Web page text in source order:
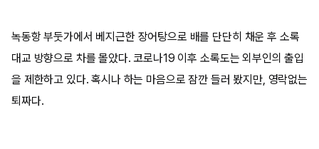
녹동항 부둣가에서 베지근한 장어탕으로 배를 단단히 채운 후 소록
대교 방향으로 차를 몰았다. 코로나19 이후 소록도는 외부인의 출입
을 제한하고 있다. 혹시나 하는 마음으로 잠깐 들러 봤지만, 영락없는
퇴짜다.